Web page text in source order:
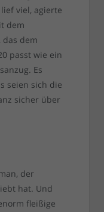
viel, agierte
dem
das dem
passt wie ein
Es
seien sich die
sicher über
der
hat. Und
fleißige